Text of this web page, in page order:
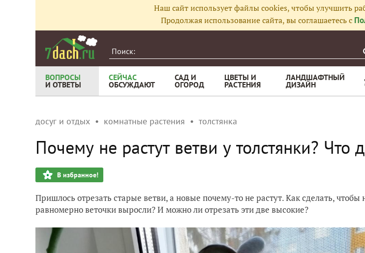
Наш сайт использует файлы cookies, чтобы улучшить
Продолжая использование сайта, вы соглашаетесь с
ВОПРОСЫ
И ОТВЕТЫ
СЕЙЧАС
ОБСУЖДАЮТ
САД И
ОГОРОД
ЦВЕТЫ И
РАСТЕНИЯ
ЛАНДШАФТНЫЙ
ДИЗАЙН
досуг и отдых комнатные растения толстянка
Почему не растут ветви у толстянки? Что
В избранное!
Пришлось отрезать старые ветви, а новые почему-то не растут. Как сделать, чтобы
равномерно веточки выросли? И можно ли отрезать эти две высокие?